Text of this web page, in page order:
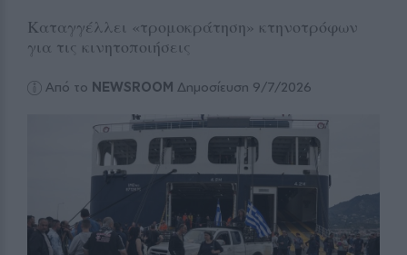
Καταγγέλλει «τρομοκράτηση» κτηνοτρόφων
για τις κινητοποιήσεις
Από το NEWSROOM Δημοσίευση 9/7/2026